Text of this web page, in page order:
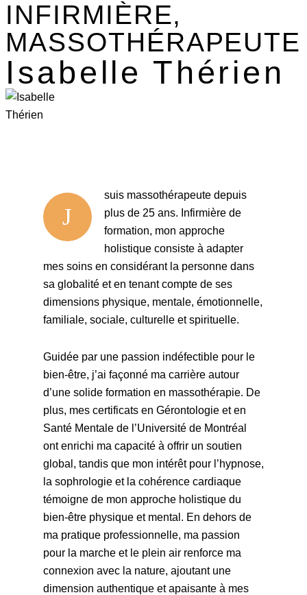
INFIRMIÈRE,
MASSOTHÉRAPEUTE
Isabelle Thérien
J
suis massothérapeute depuis
plus de 25 ans. Infirmière de
formation, mon approche
holistique consiste à adapter
mes soins en considérant la personne dans
sa globalité et en tenant compte de ses
dimensions physique, mentale, émotionnelle,
familiale, sociale, culturelle et spirituelle.
Guidée par une passion indéfectible pour le
bien-être, j’ai façonné ma carrière autour
d’une solide formation en massothérapie. De
plus, mes certificats en Gérontologie et en
Santé Mentale de l’Université de Montréal
ont enrichi ma capacité à offrir un soutien
global, tandis que mon intérêt pour l’hypnose,
la sophrologie et la cohérence cardiaque
témoigne de mon approche holistique du
bien-être physique et mental. En dehors de
ma pratique professionnelle, ma passion
pour la marche et le plein air renforce ma
connexion avec la nature, ajoutant une
dimension authentique et apaisante à mes